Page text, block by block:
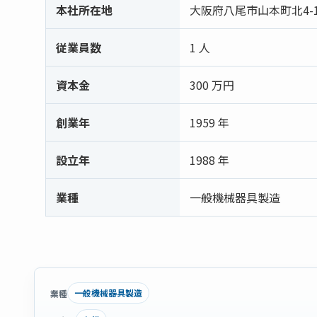
本社所在地 大阪府八尾市山本町北
従業員数 1 人
資本金 300 万円
創業年 1959 年
設立年 1988 年
業種 一般機械器具製造
業種 一般機械器具製造